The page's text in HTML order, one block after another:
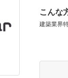
こんな
建築業界